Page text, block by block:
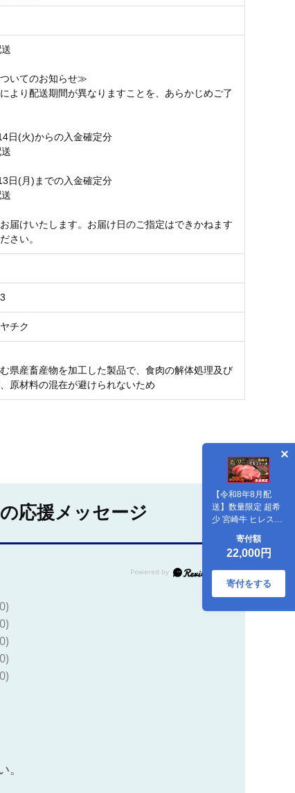
【令和8年8月配
送】数量限定 超希
少 宮崎牛 ヒレステ
黒毛和牛 赤身 おす
すめ おかず 人気 国
産 高級 ステーキ肉
A4 A5 記念日 お祝
い 贈り物 プレゼン
寄付額
22,000円
寄付をする
いてのお知らせ≫
より配送期間が異なりますことを、あらかじめご了
日(火)からの入金確定分
日(月)までの入金確定分
届けいたします。お届け日のご指定はできかねます
さい。
チク
県産畜産物を加工した製品で、食肉の解体処理及び
原材料の混在が避けられないため
応援メッセージ
。